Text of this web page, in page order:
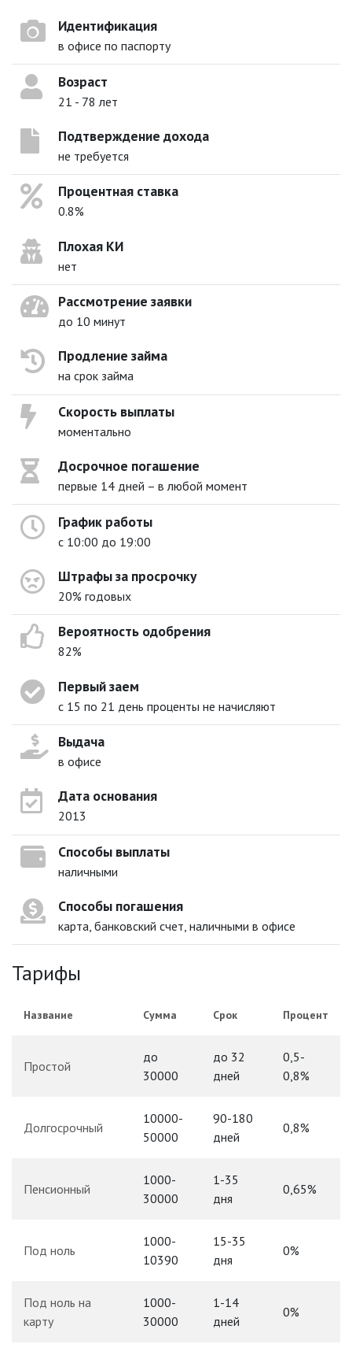
Идентификация
в офисе по паспорту
Возраст
21 - 78 лет
Подтверждение дохода
не требуется
Процентная ставка
0.8%
Плохая КИ
нет
Рассмотрение заявки
до 10 минут
Продление займа
на срок займа
Скорость выплаты
моментально
Досрочное погашение
первые 14 дней – в любой момент
График работы
с 10:00 до 19:00
Штрафы за просрочку
20% годовых
Вероятность одобрения
82%
Первый заем
с 15 по 21 день проценты не начисляют
Выдача
в офисе
Дата основания
2013
Способы выплаты
наличными
Способы погашения
карта, банковский счет, наличными в офисе
Тарифы
Название Сумма Срок Процент
Простой
до
30000
до 32
дней
0,5-
0,8%
Долгосрочный
10000-
50000
90-180
дней
0,8%
Пенсионный
1000-
30000
1-35
дня
0,65%
Под ноль
1000-
10390
15-35
дня
0%
Под ноль на
карту
1000-
30000
1-14
дней
0%